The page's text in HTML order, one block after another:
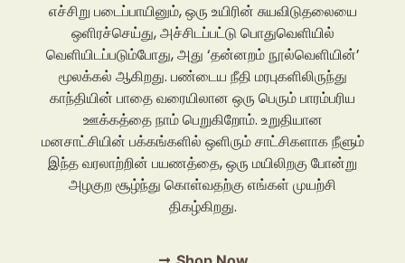
எச்சிறு படைப்பாயினும், ஒரு உயிரின் சுயவிடுதலையை
ஒளிரச்செய்து, அச்சிடப்பட்டு பொதுவெளியில்
வெளியிடப்படும்போது, அது ‘தன்னறம் நூல்வெளியின்’
மூலக்கல் ஆகிறது. பண்டைய நீதி மரபுகளிலிருந்து
காந்தியின் பாதை வரையிலான ஒரு பெரும் பாரம்பரிய
ஊக்கத்தை நாம் பெறுகிறோம். உறுதியான
மனசாட்சியின் பக்கங்களில் ஒளிரும் சாட்சிகளாக நீளும்
இந்த வரலாற்றின் பயணத்தை, ஒரு மயிலிறகு போன்று
அழகுற சூழ்ந்து கொள்வதற்கு எங்கள் முயற்சி
திகழ்கிறது.